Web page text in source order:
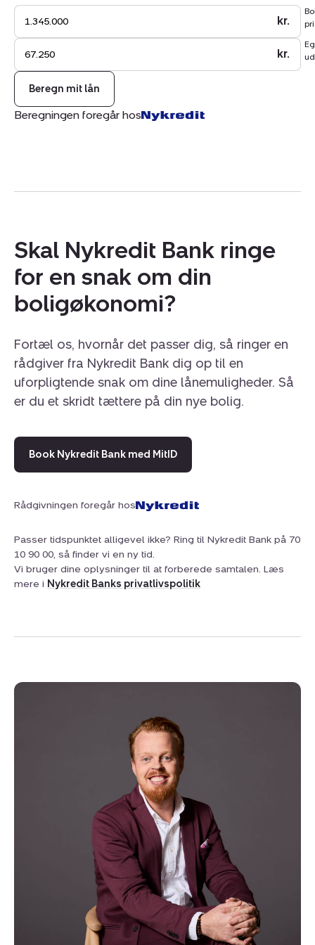
kr.
kr.
Beregn mit lån
Beregningen foregår hos
Skal Nykredit Bank ringe
for en snak om din
boligøkonomi?
Fortæl os, hvornår det passer dig, så ringer en
rådgiver fra Nykredit Bank dig op til en
uforpligtende snak om dine lånemuligheder. Så
er du et skridt tættere på din nye bolig.
Book Nykredit Bank med MitID
Rådgivningen foregår hos
Passer tidspunktet alligevel ikke? Ring til Nykredit Bank på 70
10 90 00, så finder vi en ny tid.
Vi bruger dine oplysninger til at forberede samtalen. Læs
mere i Nykredit Banks privatlivspolitik